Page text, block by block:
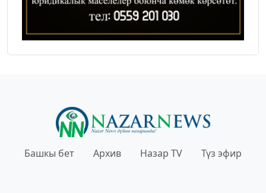
Башкы бет Архив Назар TV Түз эфир